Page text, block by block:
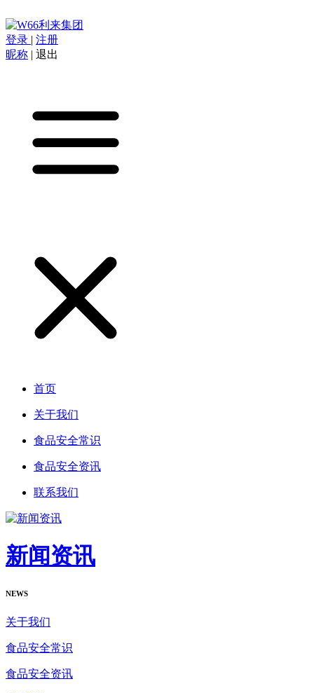
登录 | 注册
昵称 | 退出
首页
关于我们
食品安全常识
食品安全资讯
联系我们
新闻资讯
NEWS
关于我们
食品安全常识
食品安全资讯